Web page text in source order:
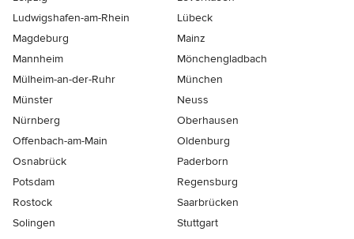
Ludwigshafen-am-Rhein
Lübeck
Magdeburg
Mainz
Mannheim
Mönchen­gladbach
Mülheim-an-der-Ruhr
München
Münster
Neuss
Nürnberg
Oberhausen
Offenbach-am-Main
Oldenburg
Osnabrück
Paderborn
Potsdam
Regensburg
Rostock
Saarbrücken
Solingen
Stuttgart